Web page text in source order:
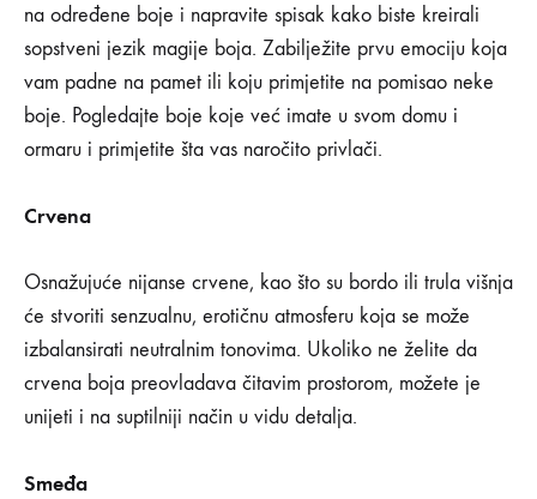
na određene boje i napravite spisak kako biste kreirali
sopstveni jezik magije boja. Zabilježite prvu emociju koja
vam padne na pamet ili koju primjetite na pomisao neke
boje. Pogledajte boje koje već imate u svom domu i
ormaru i primjetite šta vas naročito privlači.
Crvena
Osnažujuće nijanse crvene, kao što su bordo ili trula višnja
će stvoriti senzualnu, erotičnu atmosferu koja se može
izbalansirati neutralnim tonovima. Ukoliko ne želite da
crvena boja preovladava čitavim prostorom, možete je
unijeti i na suptilniji način u vidu detalja.
Smeđa